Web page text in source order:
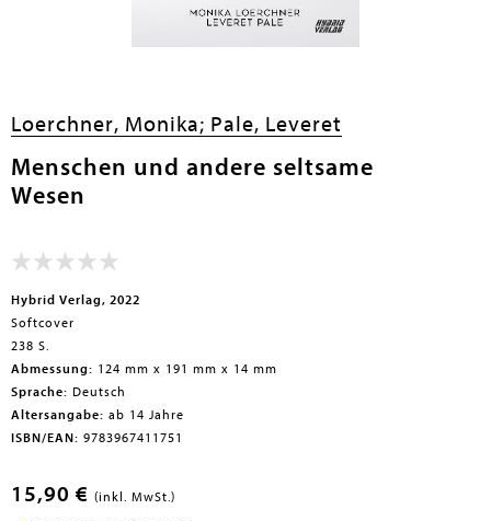
Loerchner, Monika; Pale, Leveret
Menschen und andere seltsame
Wesen
Hybrid Verlag, 2022
Softcover
238 S.
Abmessung: 124 mm x 191 mm x 14 mm
Sprache: Deutsch
Altersangabe: ab 14 Jahre
ISBN/EAN: 9783967411751
15,90 € (inkl. MwSt.)